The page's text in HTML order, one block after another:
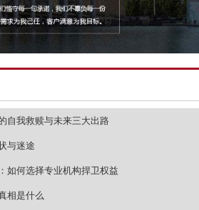
自我救赎与未来三大出路
与迷途
如何选择专业机构捍卫权益
相是什么